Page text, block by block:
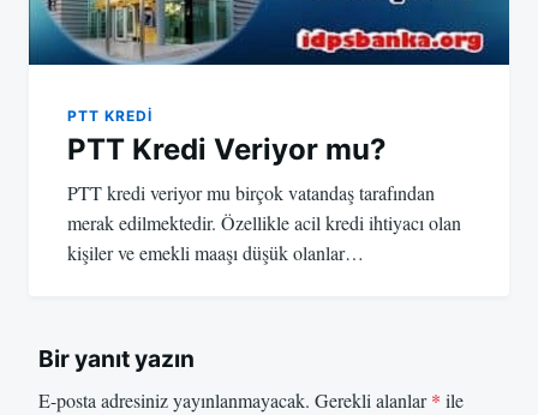
PTT KREDI
PTT Kredi Veriyor mu?
PTT kredi veriyor mu birçok vatandaş tarafından
merak edilmektedir. Özellikle acil kredi ihtiyacı olan
kişiler ve emekli maaşı düşük olanlar…
Bir yanıt yazın
E-posta adresiniz yayınlanmayacak. Gerekli alanlar* ile